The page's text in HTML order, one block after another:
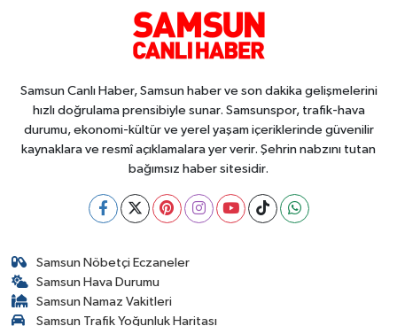
Samsun Canlı Haber, Samsun haber ve son dakika gelişmelerini
hızlı doğrulama prensibiyle sunar. Samsunspor, trafik-hava
durumu, ekonomi-kültür ve yerel yaşam içeriklerinde güvenilir
kaynaklara ve resmî açıklamalara yer verir. Şehrin nabzını tutan
bağımsız haber sitesidir.
Samsun Nöbetçi Eczaneler
Samsun Hava Durumu
Samsun Namaz Vakitleri
Samsun Trafik Yoğunluk Haritası